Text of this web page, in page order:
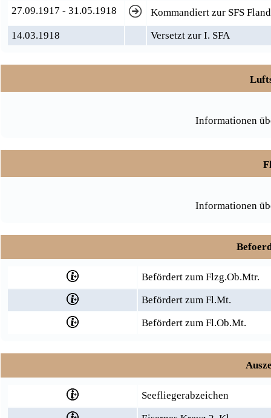
27.09.1917 - 31.05.1918
Kommandiert zur SFS
14.03.1918
Versetzt zur I. SFA
Informationen
Informationen
Befördert zum Flzg.Ob.Mtr.
Befördert zum Fl.Mt.
Befördert zum Fl.Ob.Mt.
Seefliegerabzeichen